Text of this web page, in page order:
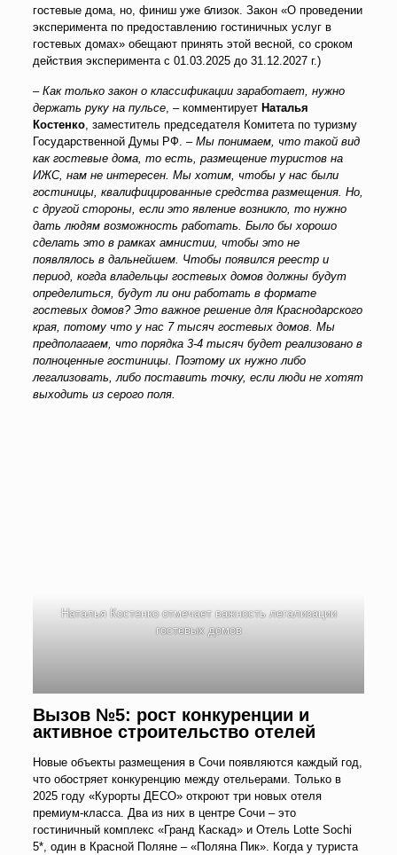
гостевые дома, но, финиш уже близок. Закон «О проведении
эксперимента по предоставлению гостиничных услуг в
гостевых домах» обещают принять этой весной, со сроком
действия эксперимента с 01.03.2025 до 31.12.2027 г.)
– Как только закон о классификации заработает, нужно
держать руку на пульсе, –комментирует Наталья
Костенко, заместитель председателя Комитета по туризму
Государственной Думы РФ. – Мы понимаем, что такой вид
как гостевые дома, то есть, размещение туристов на
ИЖС, нам не интересен. Мы хотим, чтобы у нас были
гостиницы, квалифицированные средства размещения. Но,
с другой стороны, если это явление возникло, то нужно
дать людям возможность работать. Было бы хорошо
сделать это в рамках амнистии, чтобы это не
появлялось в дальнейшем. Чтобы появился реестр и
период, когда владельцы гостевых домов должны будут
определиться, будут ли они работать в формате
гостевых домов? Это важное решение для Краснодарского
края, потому что у нас 7 тысяч гостевых домов. Мы
предполагаем, что порядка 3-4 тысяч будет реализовано в
полноценные гостиницы. Поэтому их нужно либо
легализовать, либо поставить точку, если люди не хотят
выходить из серого поля.
Наталья Костенко отмечает важность легализации
гостевых домов
Вызов №5: рост конкуренции и
активное строительство отелей
Новые объекты размещения в Сочи появляются каждый год,
что обостряет конкуренцию между отельерами. Только в
2025 году «Курорты ДЕСО» откроют три новых отеля
премиум-класса. Два из них в центре Сочи – это
гостиничный комплекс «Гранд Каскад» и Отель Lotte Sochi
5*, один в Красной Поляне – «Поляна Пик». Когда у туриста